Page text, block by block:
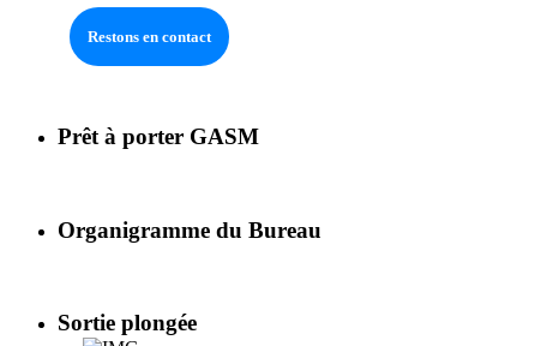
Prêt à porter GASM
Organigramme du Bureau
Sortie plongée